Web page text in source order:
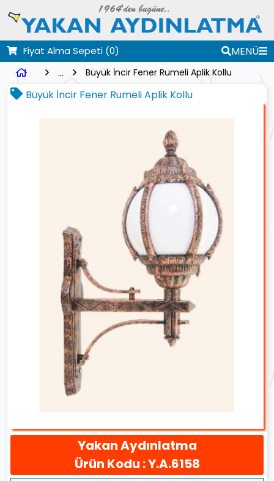
Fiyat Alma Sepeti (0)
MENÜ
...
Büyük İncir Fener Rumeli Aplik Kollu
Büyük İncir Fener Rumeli Aplik Kollu
Yakan Aydınlatma
Ürün Kodu : Y.A.6158